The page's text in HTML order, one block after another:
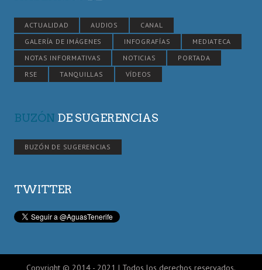
ACTUALIDAD AUDIOS
CANAL
GALERÍA DE IMÁGENES
INFOGRAFÍAS
MEDIATECA
NOTAS INFORMATIVAS
NOTICIAS
PORTADA
RSE
TANQUILLAS VÍDEOS
BUZÓN DE SUGERENCIAS
BUZÓN DE SUGERENCIAS
TWITTER
Copyright © 2014 - 2021 | Todos los derechos reservados.